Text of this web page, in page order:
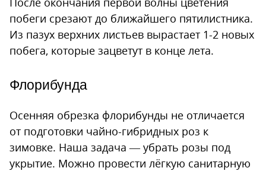
побеги срезают до ближайшего пятилистника.
Из пазух верхних листьев вырастает 1-2 новых
побега, которые зацветут в конце лета.
Флорибунда
Осенняя обрезка флорибунды не отличается
от подготовки чайно-гибридных роз к
зимовке. Наша задача — убрать розы под
укрытие. Можно провести лёгкую санитарную